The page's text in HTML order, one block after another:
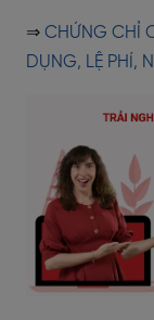
⇒ CHỨNG CHỈ
DỤNG, LỆ PHÍ,